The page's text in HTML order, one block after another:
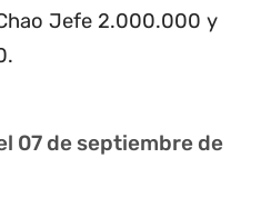
Jefe 2.000.000 y
07 de septiembre de